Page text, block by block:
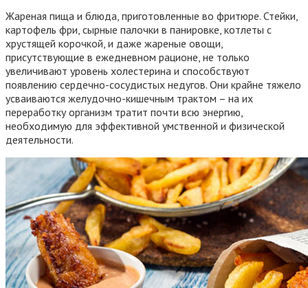
Жареная пища и блюда, приготовленные во фритюре. Стейки,
картофель фри, сырные палочки в панировке, котлеты с
хрустящей корочкой, и даже жареные овощи,
присутствующие в ежедневном рационе, не только
увеличивают уровень холестерина и способствуют
появлению сердечно-сосудистых недугов. Они крайне тяжело
усваиваются желудочно-кишечным трактом – на их
переработку организм тратит почти всю энергию,
необходимую для эффективной умственной и физической
деятельности.